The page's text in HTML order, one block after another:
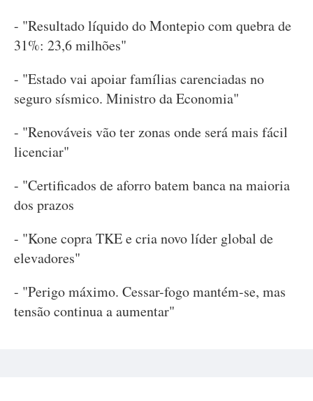
- "Resultado líquido do Montepio com quebra de
31%: 23,6 milhões"
- "Estado vai apoiar famílias carenciadas no
seguro sísmico. Ministro da Economia"
- "Renováveis vão ter zonas onde será mais fácil
licenciar"
- "Certificados de aforro batem banca na maioria
dos prazos
- "Kone copra TKE e cria novo líder global de
elevadores"
- "Perigo máximo. Cessar-fogo mantém-se, mas
tensão continua a aumentar"